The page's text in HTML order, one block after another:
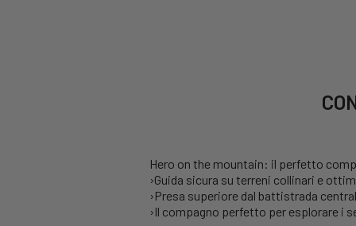
Hero on the mountain: il perfetto
›Guida sicura su terreni collinari e
›Presa superiore dal battistrada
›Il compagno perfetto per esplorare i